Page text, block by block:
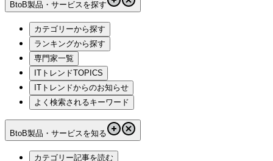
BtoB製品・サービスを探す
カテゴリーから探す
ランキングから探す
専門家一覧
ITトレンドTOPICS
ITトレンドからのお知らせ
よく検索されるキーワード
BtoB製品・サービスを知る
カテゴリー記事を読む